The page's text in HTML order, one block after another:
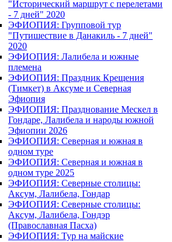
"Исторический маршрут с перелетами
- 7 дней" 2020
ЭФИОПИЯ: Групповой тур
"Путишествие в Данакиль - 7 дней"
2020
ЭФИОПИЯ: Лалибела и южные
племена
ЭФИОПИЯ: Праздник Крещения
(Тимкет) в Аксуме и Северная
Эфиопия
ЭФИОПИЯ: Празднование Мескел в
Гондаре, Лалибела и народы южной
Эфиопии 2026
ЭФИОПИЯ: Северная и южная в
одном туре
ЭФИОПИЯ: Северная и южная в
одном туре 2025
ЭФИОПИЯ: Северные столицы:
Аксум, Лалибела, Гондар
ЭФИОПИЯ: Северные столицы:
Аксум, Лалибела, Гондэр
(Православная Пасха)
ЭФИОПИЯ: Тур на майские